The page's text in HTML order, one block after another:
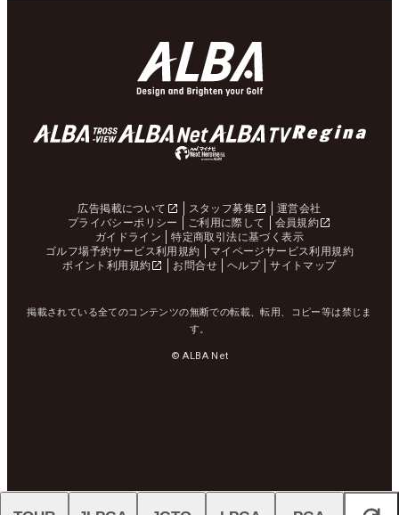
広告掲載について スタッフ募集
運営会社
プライバシーポリシー
ご利用に際して
会員規約
ガイドライン
特定商取引法に基づく表示
ゴルフ場予約サービス利用規約
マイページサービス利用規約
ポイント利用規約
お問合せ ヘルプ サイトマップ
掲載されている全てのコンテンツの無断での転載、転用、コピー等は禁じま
す。
© ALBA Net